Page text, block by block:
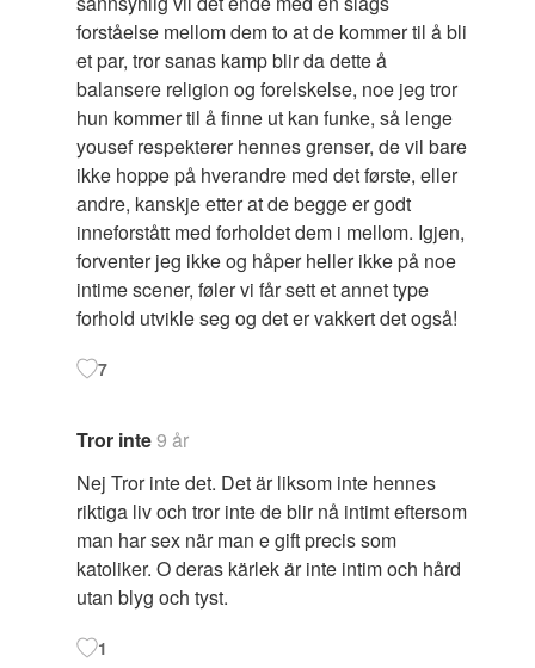
forståelse mellom dem to at de kommer til å bli
et par, tror sanas kamp blir da dette å
balansere religion og forelskelse, noe jeg tror
hun kommer til å finne ut kan funke, så lenge
yousef respekterer hennes grenser, de vil bare
ikke hoppe på hverandre med det første, eller
andre, kanskje etter at de begge er godt
inneforstått med forholdet dem i mellom. Igjen,
forventer jeg ikke og håper heller ikke på noe
intime scener, føler vi får sett et annet type
forhold utvikle seg og det er vakkert det også!
7
Tror inte9 år
Nej Tror inte det. Det är liksom inte hennes
riktiga liv och tror inte de blir nå intimt eftersom
man har sex när man e gift precis som
katoliker. O deras kärlek är inte intim och hård
utan blyg och tyst.
1